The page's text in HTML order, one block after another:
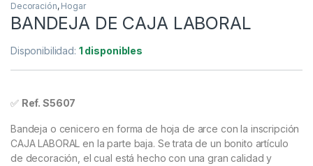
Decoración, Hogar
BANDEJA DE CAJA LABORAL
Disponibilidad: 1 disponibles
✅ Ref. S5607
Bandeja o cenicero en forma de hoja de arce con la inscripción
CAJA LABORAL en la parte baja. Se trata de un bonito artículo
de decoración, el cual está hecho con una gran calidad y